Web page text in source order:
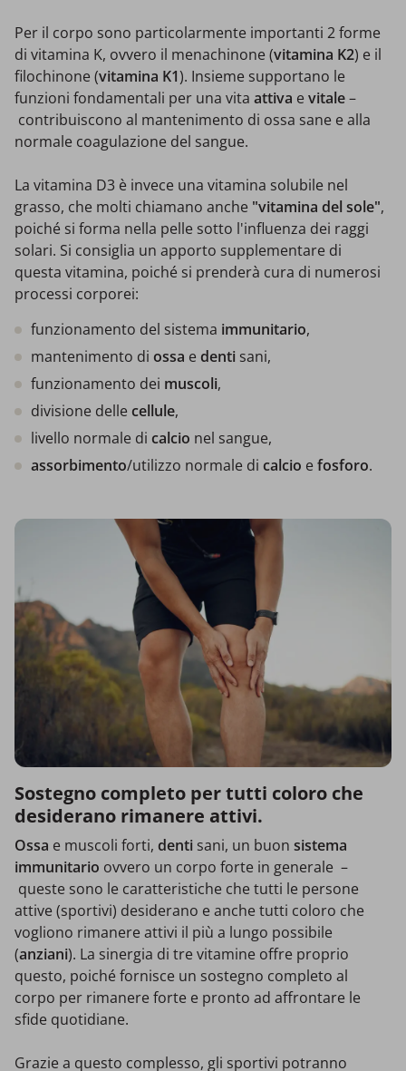
Per il corpo sono particolarmente importanti 2 forme
di vitamina K, ovvero il menachinone (vitamina K2) e il
filochinone (vitamina K1). Insieme supportano le
funzioni fondamentali per una vita attiva e vitale–
contribuiscono al mantenimento di ossa sane e alla
normale coagulazione del sangue.
La vitamina D3 è invece una vitamina solubile nel
grasso, che molti chiamano anche "vitamina del sole",
poiché si forma nella pelle sotto l'influenza dei raggi
solari. Si consiglia un apporto supplementare di
questa vitamina, poiché si prenderà cura di numerosi
processi corporei:
funzionamento del sistema immunitario,
mantenimento di ossa e denti sani,
funzionamento dei muscoli,
divisione delle cellule,
livello normale di calcio nel sangue,
assorbimento/utilizzo normale di calcio e fosforo.
Sostegno completo per tutti coloro che
desiderano rimanere attivi.
Ossa e muscoli forti, denti sani, un buon sistema
immunitario ovvero un corpo forte in generale –
queste sono le caratteristiche che tutti le persone
attive (sportivi) desiderano e anche tutti coloro che
vogliono rimanere attivi il più a lungo possibile
(anziani). La sinergia di tre vitamine offre proprio
questo, poiché fornisce un sostegno completo al
corpo per rimanere forte e pronto ad affrontare le
sfide quotidiane.
Grazie a questo complesso, gli sportivi potranno